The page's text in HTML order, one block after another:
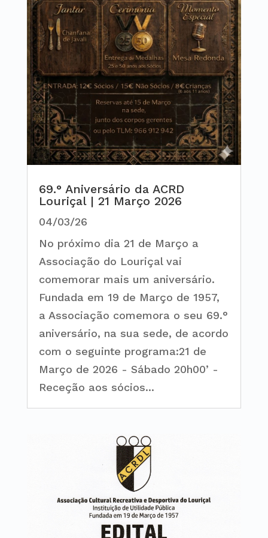
69.° Aniversário da ACRD
Louriçal | 21 Março 2026
04/03/26
No próximo dia 21 de Março a
Associação do Louriçal vai
comemorar mais um aniversário.
Fundada em 19 de Março de 1957,
a Associação comemora o seu 69.°
aniversário, na sua sede, de acordo
com o seguinte programa:21 de
Março de 2026 - Sábado 20h00’ -
Receção aos sócios...